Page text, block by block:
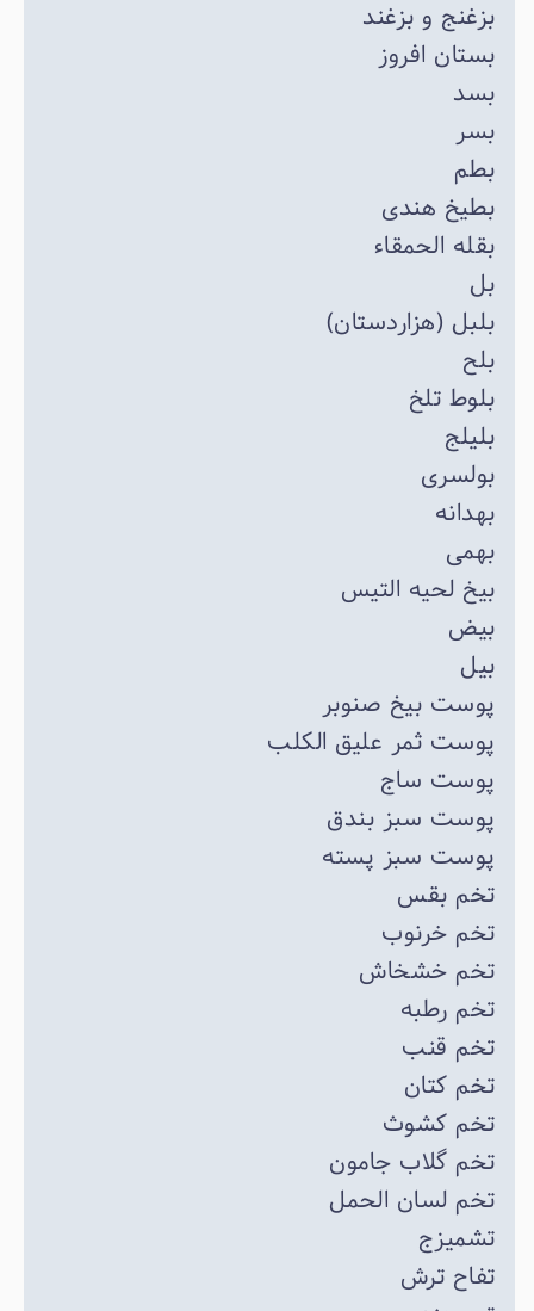
بزغنج و بزغند
بستان افروز
بسد
بسر
بطم
بطیخ هندی
بقله الحمقاء
بل
بلبل (هزاردستان)
بلح
بلوط تلخ
بلیلج
بولسری
بهدانه
بهمی
بیخ لحیه التیس
بیض
بیل
پوست بیخ صنوبر
پوست ثمر علیق الکلب
پوست ساج
پوست سبز بندق
پوست سبز پسته
تخم بقس
تخم خرنوب
تخم خشخاش
تخم رطبه
تخم قنب
تخم کتان
تخم کشوث
تخم گلاب جامون
تخم لسان الحمل
تشمیزج
تفاح ترش